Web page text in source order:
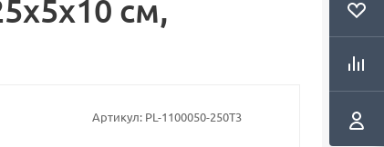
см,
Артикул: PL-1100050-250T3